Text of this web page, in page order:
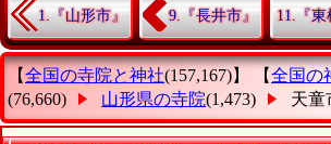
1.『山形市』 9.『長井市』 11.『東
【全国の寺院と神社(157,167)】 【全国の
(76,660)
山形県の寺院(1,473) 天童